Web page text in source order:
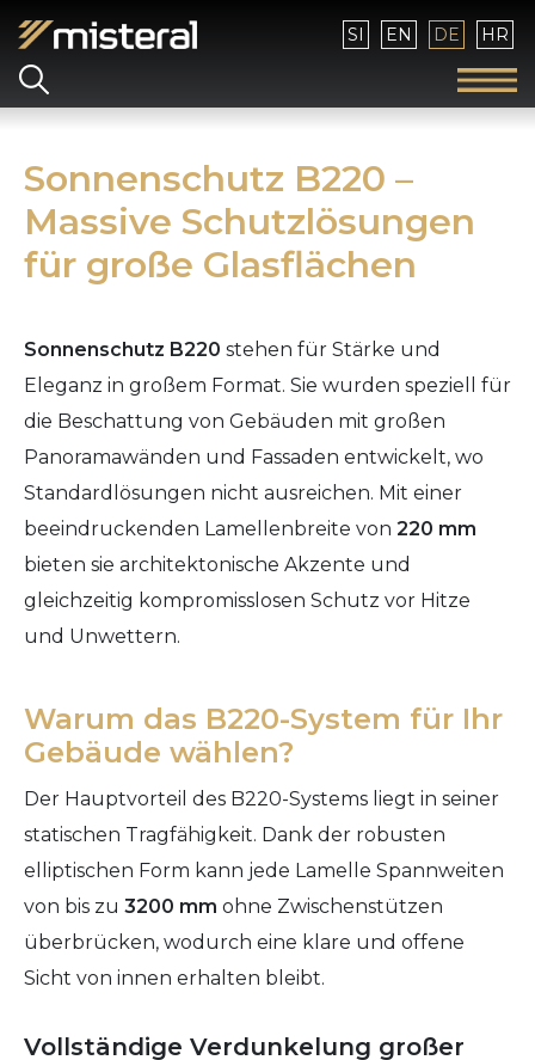
Sprache auswählen
SI EN DE HR
Sonnenschutz B220 –
Massive Schutzlösungen
für große Glasflächen
Sonnenschutz B220 stehen für Stärke und
Eleganz in großem Format. Sie wurden speziell für
die Beschattung von Gebäuden mit großen
Panoramawänden und Fassaden entwickelt, wo
Standardlösungen nicht ausreichen. Mit einer
beeindruckenden Lamellenbreite von 220 mm
bieten sie architektonische Akzente und
gleichzeitig kompromisslosen Schutz vor Hitze
und Unwettern.
Warum das B220-System für Ihr
Gebäude wählen?
Der Hauptvorteil des B220-Systems liegt in seiner
statischen Tragfähigkeit. Dank der robusten
elliptischen Form kann jede Lamelle Spannweiten
von bis zu 3200 mm ohne Zwischenstützen
überbrücken, wodurch eine klare und offene
Sicht von innen erhalten bleibt.
Vollständige Verdunkelung großer